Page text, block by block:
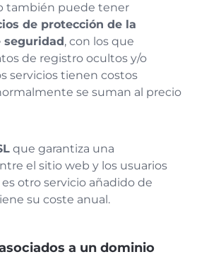
también puede tener
de protección de la
, con los que
de registro ocultos y/o
servicios tienen costos
se suman al precio
que garantiza una
el sitio web y los usuarios
otro servicio añadido de
su coste anual.
a un dominio